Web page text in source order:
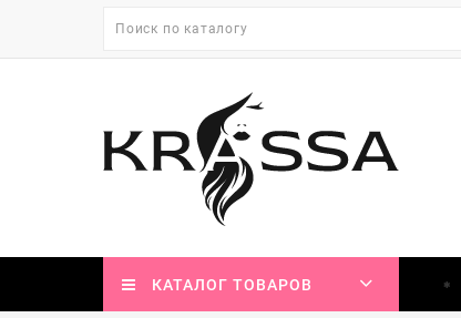
КАТАЛОГ ТОВАРОВ